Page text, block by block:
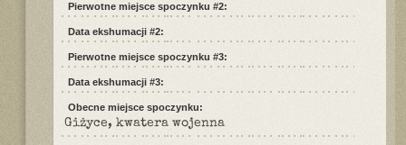
Pierwotne miejsce spoczynku #2:
Data ekshumacji #2:
Pierwotne miejsce spoczynku #3:
Data ekshumacji #3:
Obecne miejsce spoczynku:
Giżyce, kwatera wojenna